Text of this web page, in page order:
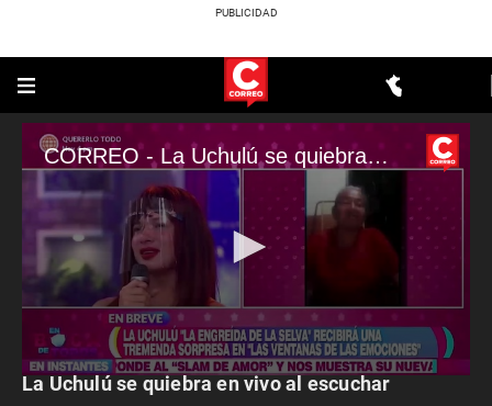
CORREO - La Uchulú se quiebra en vivo al escuchar palabras de su abuela: “has alcanzado la fama, no te olvides de mí”
0
ESPECTÁCULOS
La Uchulú se quiebra en vivo al escuchar